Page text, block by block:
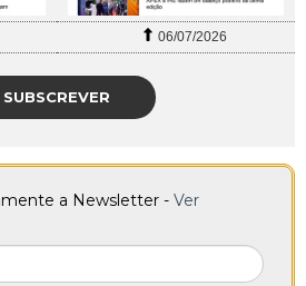
06/07/2026
SUBSCREVER
a Newsletter - Ver